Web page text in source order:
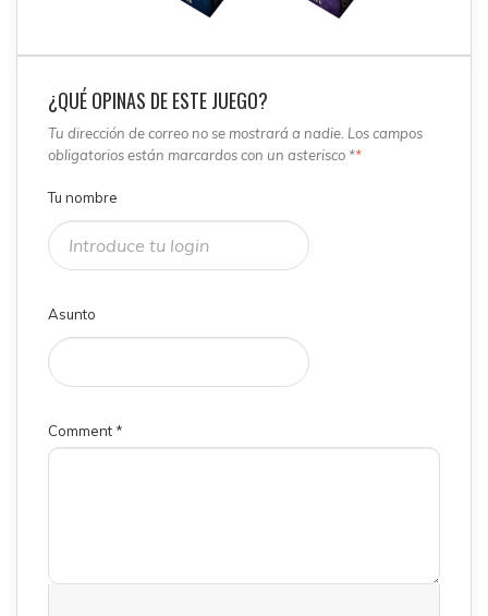
¿QUÉ OPINAS DE ESTE JUEGO?
Tu dirección de correo no se mostrará a nadie. Los campos
obligatorios están marcardos con un asterisco **
Tu nombre
Asunto
Comment *